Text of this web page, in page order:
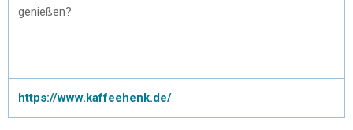
genießen?
https://www.kaffeehenk.de/